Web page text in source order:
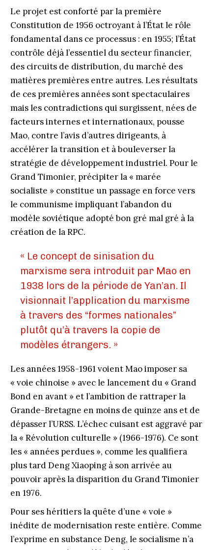
Le projet est conforté par la première
Constitution de 1956 octroyant à l’État le rôle
fondamental dans ce processus : en 1955; l’État
contrôle déjà l’essentiel du secteur financier,
des circuits de distribution, du marché des
matières premières entre autres. Les résultats
de ces premières années sont spectaculaires
mais les contradictions qui surgissent, nées de
facteurs internes et internationaux, pousse
Mao, contre l’avis d’autres dirigeants, à
accélérer la transition et à bouleverser la
stratégie de développement industriel. Pour le
Grand Timonier, précipiter la « marée
socialiste » constitue un passage en force vers
le communisme impliquant l’abandon du
modèle soviétique adopté bon gré mal gré à la
création de la RPC.
« Le concept de sinisation du
marxisme sera introduit par Mao en
1938 lors de la période de Yan’an. Il
visionnait l’application du marxisme
à travers des “formes nationales”
plutôt qu’à travers la copie de
modèles étrangers. »
Les années 1958-1961 voient Mao imposer sa
« voie chinoise » avec le lancement du « Grand
Bond en avant » et l’ambition de rattraper la
Grande-­Bretagne en moins de quinze ans et de
dépasser l’URSS. L’échec cuisant est aggravé par
la « Révolution culturelle » (1966-1976). Ce sont
les « années perdues », comme les qualifiera
plus tard Deng Xiaoping à son arrivée au
pouvoir après la disparition du Grand Timonier
en 1976.
Pour ses héritiers la quête d’une « voie »
inédite de modernisation reste entière. Comme
l’exprime en substance Deng, le socialisme n’a